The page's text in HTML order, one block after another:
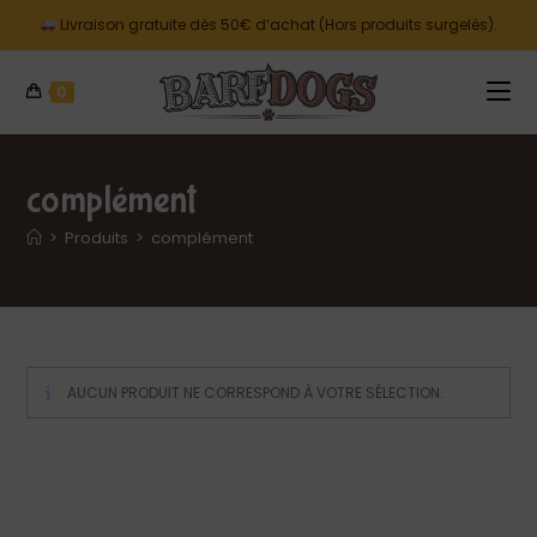
Livraison gratuite dès 50€ d’achat (Hors produits surgelés).
0
complément
> Produits > complément
AUCUN PRODUIT NE CORRESPOND À VOTRE SÉLECTION.